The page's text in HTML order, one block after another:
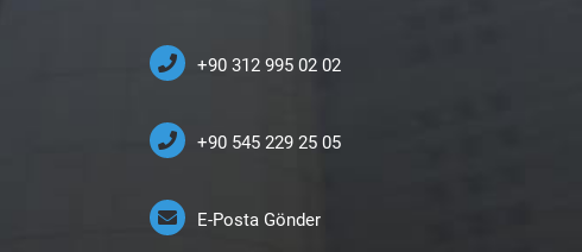
+90 312 995 02 02
+90 545 229 25 05
E-Posta Gönder